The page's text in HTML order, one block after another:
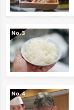
No.
No.